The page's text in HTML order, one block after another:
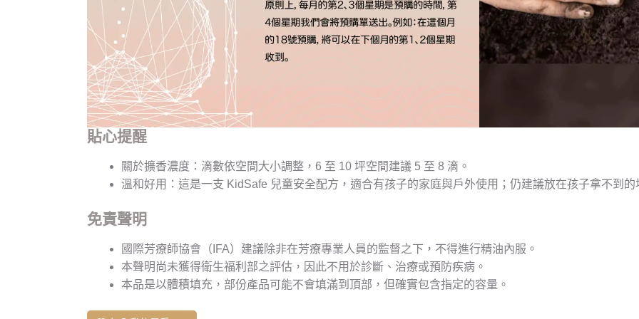
貼心提醒
關於擴香濃度：滴數依空間大小調整，6 至 10 坪空間建議 5 至 8 滴。
溫和好用：這是一支 KidSafe 兒童安全配方，適合有孩子的家庭與戶外使用；仍建議放在孩子拿不到的
免責聲明
國際芳療師協會（IFA）建議除非在芳療專業人員的監督之下，不得進行精油內服。
本聲明尚未獲得衛生福利部之評估，因此不用於診斷、治療或預防疾病。
本品是以體積填充，部份產品可能不會填滿到頂部，但確實包含指定的容量。